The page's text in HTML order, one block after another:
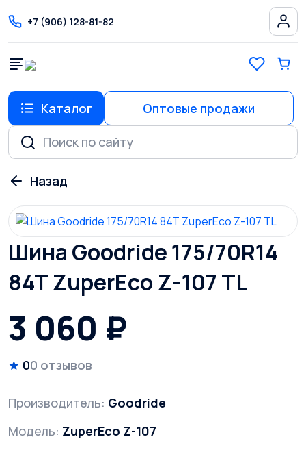
+7 (906) 128-81-82
Каталог Оптовые продажи
Шина Goodride 175/70R14
84T ZuperEco Z-107 TL
3 060 ₽
00 отзывов
Производитель: Goodride
Модель: ZuperEco Z-107